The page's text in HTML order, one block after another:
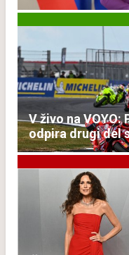
V živo na
odpira drugi del